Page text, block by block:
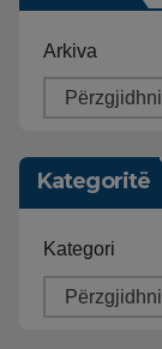
Arkiva
Kategoritë
Kategori